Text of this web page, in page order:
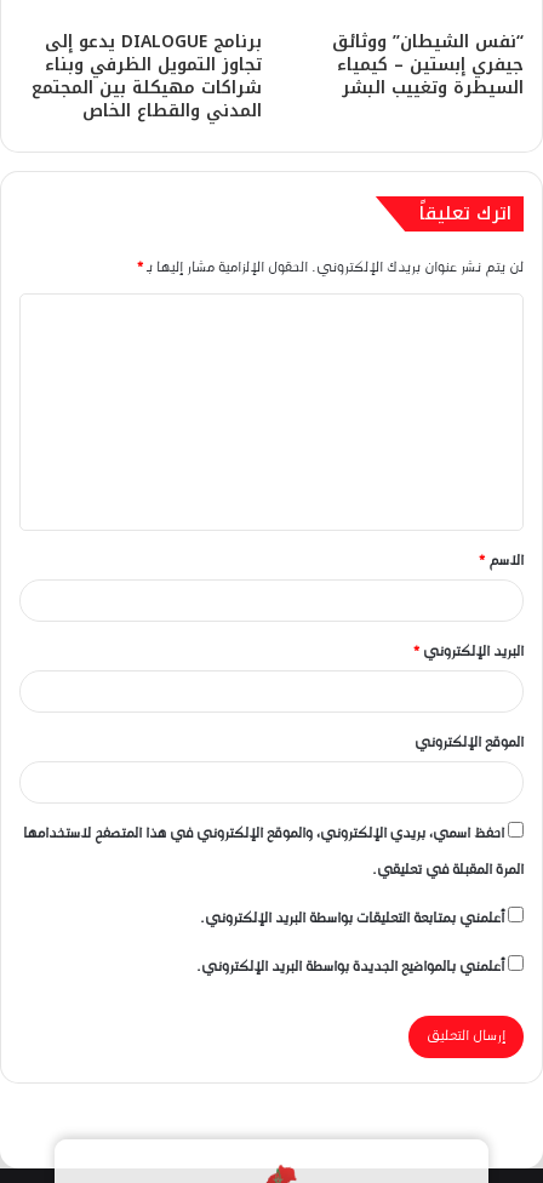
“نفس الشيطان” ووثائق
جيفري إبستين – كيمياء
السيطرة وتغييب البشر
برنامج DIALOGUE يدعو إلى
تجاوز التمويل الظرفي وبناء
شراكات مهيكلة بين المجتمع
المدني والقطاع الخاص
اترك تعليقاً
لن يتم نشر عنوان بريدك الإلكتروني. الحقول الإلزامية مشار إليها بـ*
ق
*
الاسم *
البريد الإلكتروني *
الموقع الإلكتروني
احفظ اسمي، بريدي الإلكتروني، والموقع الإلكتروني في هذا المتصفح لاستخدامها
المرة المقبلة في تعليقي.
أعلمني بمتابعة التعليقات بواسطة البريد الإلكتروني.
أعلمني بالمواضيع الجديدة بواسطة البريد الإلكتروني.